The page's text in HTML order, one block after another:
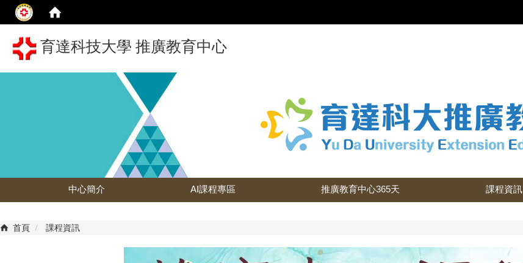
育達科技大學 推廣教育中心
中心簡介 AI課程專區 推廣教育中心365天 課程資訊
首頁 課程資訊